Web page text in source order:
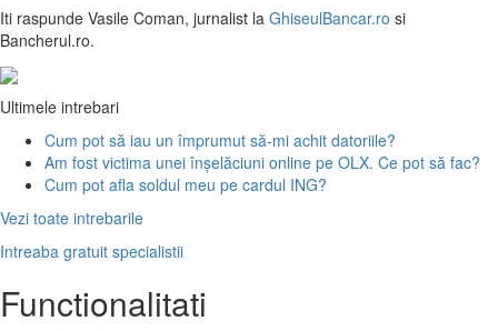
Iti raspunde Vasile Coman, jurnalist la GhiseulBancar.ro si
Bancherul.ro.
Ultimele intrebari
Cum pot să iau un împrumut să-mi achit datoriile?
Am fost victima unei înșelăciuni online pe OLX. Ce pot să fac?
Cum pot afla soldul meu pe cardul ING?
Vezi toate intrebarile
Intreaba gratuit specialistii
Functionalitati